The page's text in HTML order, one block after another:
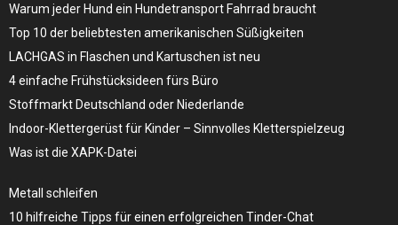
Warum jeder Hund ein Hundetransport Fahrrad braucht
Top 10 der beliebtesten amerikanischen Süßigkeiten
LACHGAS in Flaschen und Kartuschen ist neu
4 einfache Frühstücksideen fürs Büro
Stoffmarkt Deutschland oder Niederlande
Indoor-Klettergerüst für Kinder – Sinnvolles Kletterspielzeug
Was ist die XAPK-Datei
Metall schleifen
10 hilfreiche Tipps für einen erfolgreichen Tinder-Chat